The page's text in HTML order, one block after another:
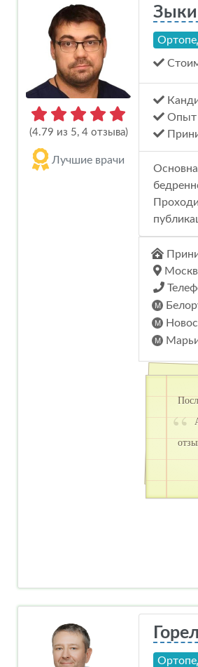
(4.79 из 5, 4 отзыва)
Лучшие врачи
Опыт